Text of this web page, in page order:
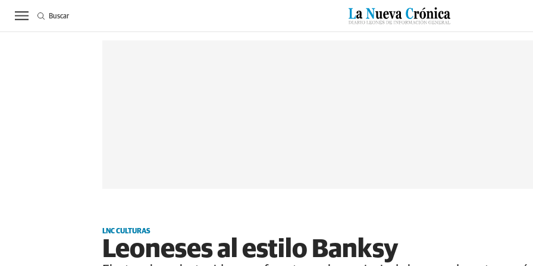
ACTUALIDAD BIERZO SUCESOS CULTURAS ESPECIALES DEPORTES
Buscar
LNC CULTURAS
Leoneses al estilo Banksy